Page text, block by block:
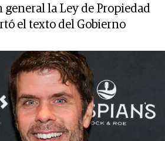
general la Ley de Propiedad
el texto del Gobierno